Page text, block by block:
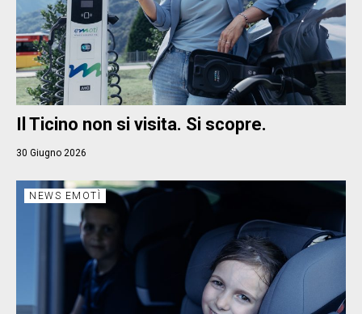
Il Ticino non si visita. Si scopre.
30 Giugno 2026
NEWS EMOTÌ